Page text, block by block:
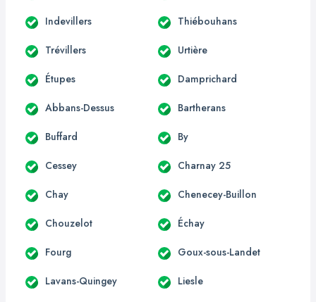
Indevillers Thiébouhans
Trévillers Urtière
Étupes Damprichard
Abbans-Dessus Bartherans
Buffard By
Cessey Charnay 25
Chay Chenecey-Buillon
Chouzelot Échay
Fourg Goux-sous-Landet
Lavans-Quingey Liesle